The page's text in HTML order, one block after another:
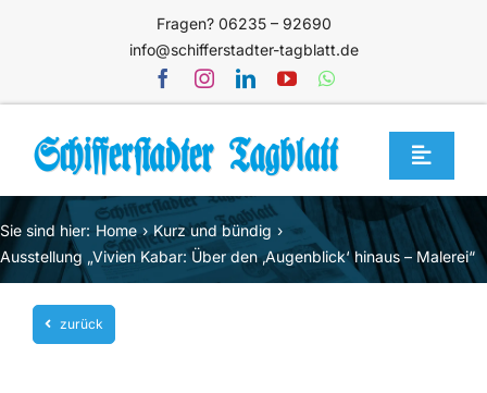
Fragen? 06235 – 92690
info@schifferstadter-tagblatt.de
Toggle
Home
Themen
Blog
Unternehmen
Sie sind hier: Home
Kurz und bündig
Ausstellung „Vivien Kabar: Über den ‚Augenblick‘ hinaus – Malerei“
zurück